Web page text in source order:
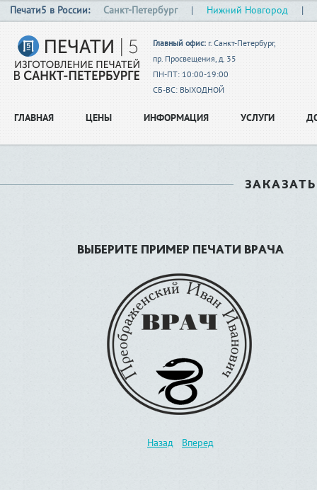
Печати5 в России: Санкт-Петербург | Нижний Новгород |
Главный офис: г. Санкт-Петербург,
пр. Просвещения, д. 35
ПН-ПТ: 10:00-19:00
СБ-ВС: ВЫХОДНОЙ
ГЛАВНАЯ ЦЕНЫ ИНФОРМАЦИЯ УСЛУГИ
ВЫБЕРИТЕ ПРИМЕР ПЕЧАТИ ВРАЧА
Назад Вперед